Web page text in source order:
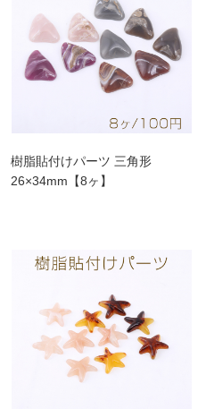
樹脂貼付けパーツ 三角形
26×34mm【8ヶ】